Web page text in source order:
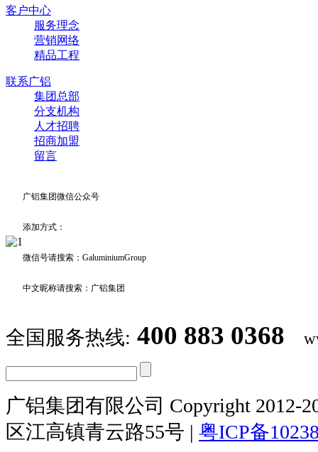
客户中心
服务理念
营销网络
精品工程
联系广铝
集团总部
分支机构
人才招聘
招商加盟
留言
广铝集团微信公众号
添加方式：
微信号请搜索：GaluminiumGroup
中文昵称请搜索：广铝集团
全国服务热线: 400 883 0368
广铝集团有限公司 Copyright 2012-
区江高镇青云路55号 | 粤ICP备